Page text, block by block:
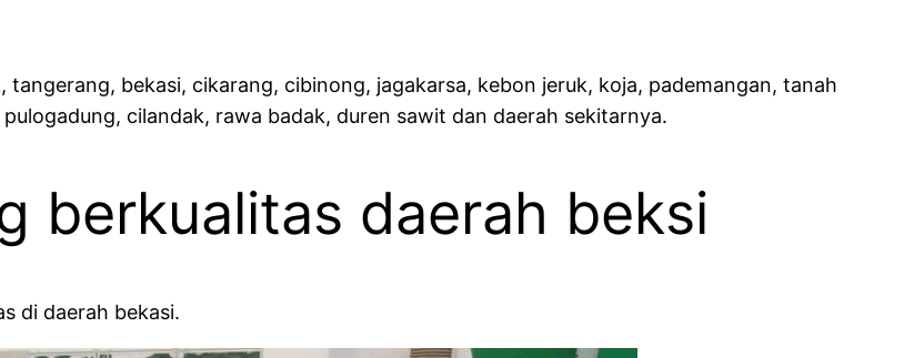
bekasi, cikarang, cibinong, jagakarsa, kebon jeruk, koja, pademangan, tanah
cilandak, rawa badak, duren sawit dan daerah sekitarnya.
berkualitas daerah beksi
di daerah bekasi.